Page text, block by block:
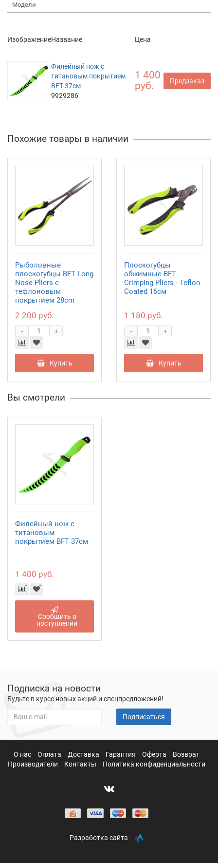
Модели
ИзображениеНазвание Цена
Филейный нож с
титановым покрытием
BFT 37см
9929286
1 400
руб.
Предзаказ
Похожие товары в наличии
Рыболовные
плоскогубцы BFT Long
Nose Pliers с
тефлоновым
покрытием 28cm
2 200 руб.
+
-
Купить
Плоскогубцы
обжимные BFT
Crimping Pliers - Teflon
Coated 16см
1 180 руб.
+
-
Купить
Вы смотрели
Филейный нож с
титановым
покрытием BFT 37см
1 400 руб.
Сообщить о
поступлении
Подписка на новости
Будьте в курсе новых акций и спецпредложений!
Подписаться
О нас Оплата Доставка Гарантия Оферта
Возврат
Производители
Контакты Политика конфиденциальности
Разработка сайта